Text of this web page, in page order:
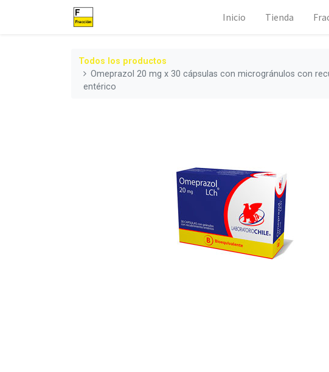
Inicio Tienda
Todos los productos
Omeprazol 20 mg x 30 cápsulas con microgránulos con
entérico